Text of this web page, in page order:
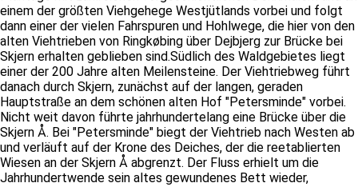
einem der größten Viehgehege Westjütlands vorbei und folgt
dann einer der vielen Fahrspuren und Hohlwege, die hier von den
alten Viehtrieben von Ringkøbing über Dejbjerg zur Brücke bei
Skjern erhalten geblieben sind.Südlich des Waldgebietes liegt
einer der 200 Jahre alten Meilensteine. Der Viehtriebweg führt
danach durch Skjern, zunächst auf der langen, geraden
Hauptstraße an dem schönen alten Hof "Petersminde" vorbei.
Nicht weit davon führte jahrhundertelang eine Brücke über die
Skjern Å. Bei "Petersminde" biegt der Viehtrieb nach Westen ab
und verläuft auf der Krone des Deiches, der die reetablierten
Wiesen an der Skjern Å abgrenzt. Der Fluss erhielt um die
Jahrhundertwende sein altes gewundenes Bett wieder,